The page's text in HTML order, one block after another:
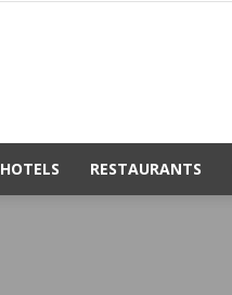
HOTELS RESTAURANTS